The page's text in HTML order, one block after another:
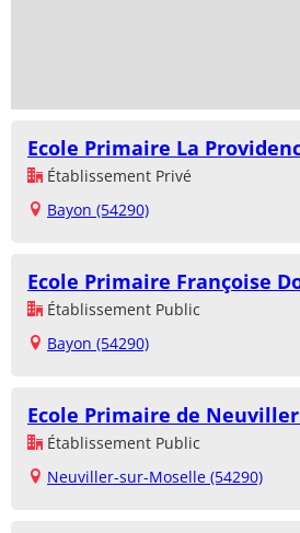
Ecole Primaire La
Établissement Privé
Bayon (54290)
Ecole Primaire Françoise
Établissement Public
Bayon (54290)
Ecole Primaire de
Établissement Public
Neuviller-sur-Moselle (54290)